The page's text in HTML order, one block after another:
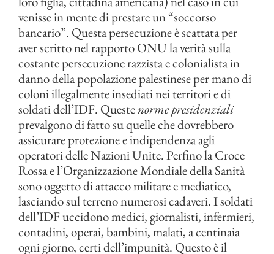
venisse in mente di prestare un “soccorso
bancario”. Questa persecuzione è scattata per
aver scritto nel rapporto ONU la verità sulla
costante persecuzione razzista e colonialista in
danno della popolazione palestinese per mano di
coloni illegalmente insediati nei territori e di
soldati dell’IDF. Questenorme presidenziali
prevalgono di fatto su quelle che dovrebbero
assicurare protezione e indipendenza agli
operatori delle Nazioni Unite. Perfino la Croce
Rossa e l’Organizzazione Mondiale della Sanità
sono oggetto di attacco militare e mediatico,
lasciando sul terreno numerosi cadaveri. I soldati
dell’IDF uccidono medici, giornalisti, infermieri,
contadini, operai, bambini, malati, a centinaia
ogni giorno, certi dell’impunità. Questo è il